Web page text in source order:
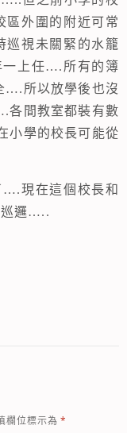
外圍的附近可常
巡視未關緊的水籠
一上任….所有的簿
….所以放學後也沒
各間教室都裝有數
小學的校長可能從
….現在這個校長和
巡邏…..
欄位標示為*